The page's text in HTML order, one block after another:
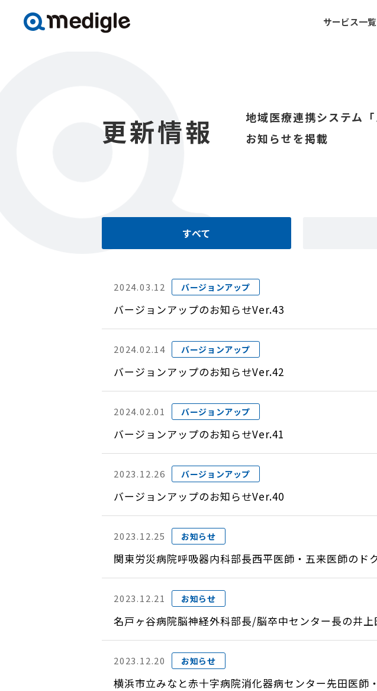
サービス一覧
更新情報
地域医療連携システム
お知らせを掲載
すべて
2024.03.12 バージョンアップ
バージョンアップのお知らせVer.43
2024.02.14 バージョンアップ
バージョンアップのお知らせVer.42
2024.02.01 バージョンアップ
バージョンアップのお知らせVer.41
2023.12.26 バージョンアップ
バージョンアップのお知らせVer.40
2023.12.25 お知らせ
関東労災病院呼吸器内科部長西平医師・五来医師のド
2023.12.21 お知らせ
名戸ヶ谷病院脳神経外科部長/脳卒中センター長の井
2023.12.20 お知らせ
横浜市立みなと赤十字病院消化器病センター先田医師